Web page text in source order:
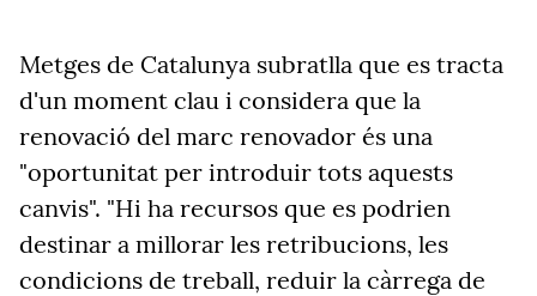
Metges de Catalunya subratlla que es tracta
d'un moment clau i considera que la
renovació del marc renovador és una
"oportunitat per introduir tots aquests
canvis". "Hi ha recursos que es podrien
destinar a millorar les retribucions, les
condicions de treball, reduir la càrrega de